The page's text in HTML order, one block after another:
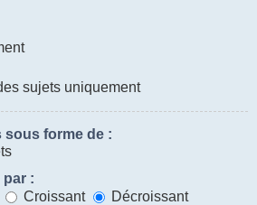
sujets uniquement
forme de :
:
Croissant
Décroissant